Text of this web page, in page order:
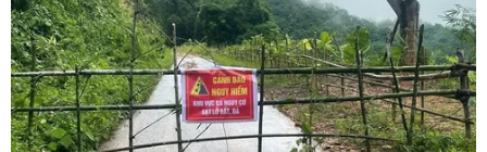
(TTXVN/Vietnam+)